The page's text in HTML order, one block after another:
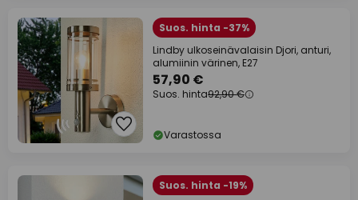
Suos. hinta -37%
Lindby ulkoseinävalaisin Djori, anturi,
alumiinin värinen, E27
57,90 €
Suos. hinta92,90 €
Varastossa
Suos. hinta -19%